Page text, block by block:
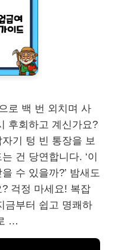
로 백 번 외치며 사
후회하고 계신가요?
기 텅 빈 통장을 보
건 당연합니다. ‘이
수 있을까?’ 밤새도
걱정 마세요! 복잡
금부터 쉽고 명쾌하
…